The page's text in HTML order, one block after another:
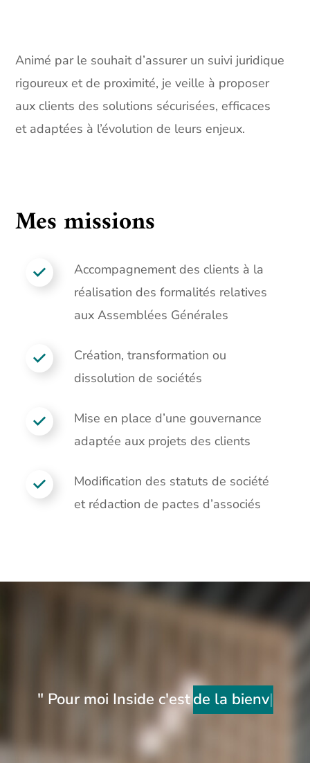
Animé par le souhait d’assurer un suivi juridique
rigoureux et de proximité, je veille à proposer
aux clients des solutions sécurisées, efficaces
et adaptées à l’évolution de leurs enjeux.
Mes missions
Accompagnement des clients à la
réalisation des formalités relatives
aux Assemblées Générales
Création, transformation ou
dissolution de sociétés
Mise en place d’une gouvernance
adaptée aux projets des clients
Modification des statuts de société
et rédaction de pactes d’associés
" Pour moi Inside c'estde la bienvaillan